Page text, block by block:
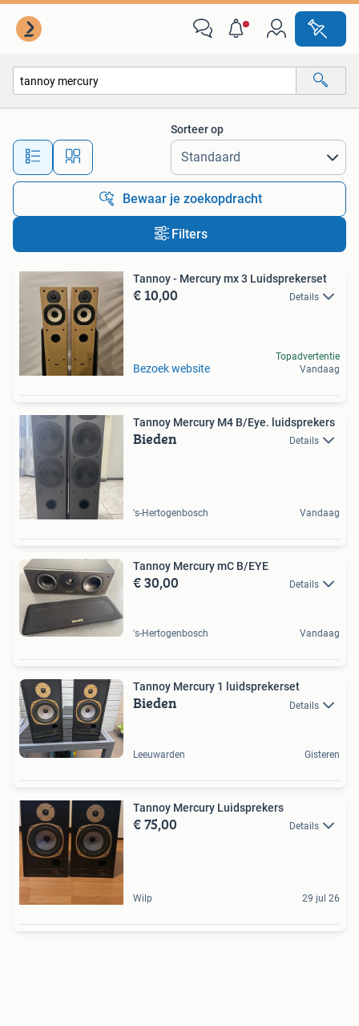
Alle afstanden…
Sorteer op
Bewaar je zoekopdracht
Filters
Tannoy - Mercury mx 3 Luidsprekerset
€ 10,00 Details
Bezoek website
Topadvertentie
Vandaag
Tannoy Mercury M4 B/Eye. luidsprekers
Bieden Details
's-Hertogenbosch Vandaag
Tannoy Mercury mC B/EYE
€ 30,00 Details
's-Hertogenbosch Vandaag
Tannoy Mercury 1 luidsprekerset
Bieden Details
Leeuwarden Gisteren
Tannoy Mercury Luidsprekers
€ 75,00 Details
Wilp 29 jul 26